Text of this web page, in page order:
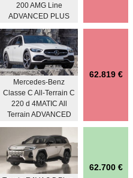
200 AMG Line
ADVANCED PLUS
Mercedes-Benz
Classe C All-Terrain C
220 d 4MATIC All
Terrain ADVANCED
62.819 €
62.700 €